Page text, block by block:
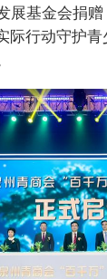
展基金会捐
际行动守护